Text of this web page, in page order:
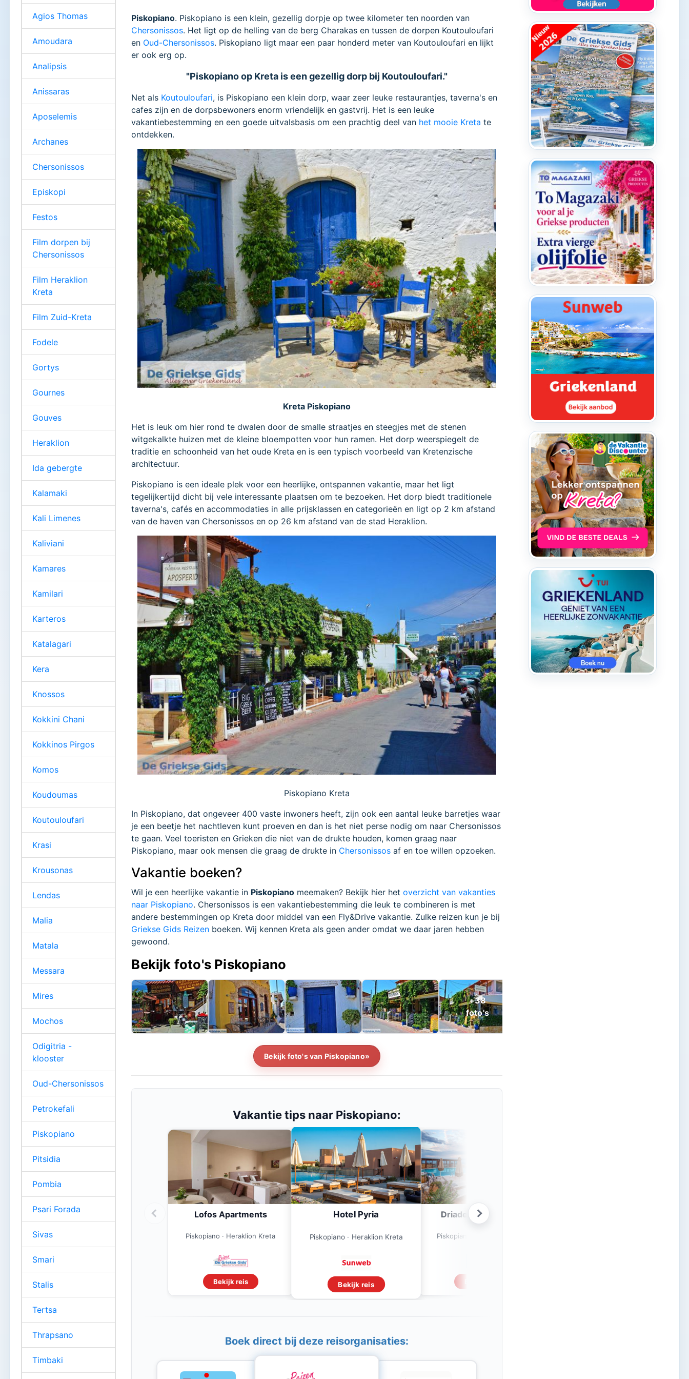
Piskopiano. Piskopiano is een klein, gezellig dorpje op twee kilometer ten noorden van
Chersonissos. Het ligt op de helling van de berg Charakas en tussen de dorpen Koutouloufari
en Oud-Chersonissos. Piskopiano ligt maar een paar honderd meter van Koutouloufari en lijkt
er ook erg op.
"Piskopiano op Kreta is een gezellig dorp bij Koutouloufari."
Net als Koutouloufari, is Piskopiano een klein dorp, waar zeer leuke restaurantjes, taverna's en
cafes zijn en de dorpsbewoners enorm vriendelijk en gastvrij. Het is een leuke
vakantiebestemming en een goede uitvalsbasis om een prachtig deel van het mooie Kreta te
ontdekken.
Kreta Piskopiano
Het is leuk om hier rond te dwalen door de smalle straatjes en steegjes met de stenen
witgekalkte huizen met de kleine bloempotten voor hun ramen. Het dorp weerspiegelt de
traditie en schoonheid van het oude Kreta en is een typisch voorbeeld van Kretenzische
architectuur.
Piskopiano is een ideale plek voor een heerlijke, ontspannen vakantie, maar het ligt
tegelijkertijd dicht bij vele interessante plaatsen om te bezoeken. Het dorp biedt traditionele
taverna's, cafés en accommodaties in alle prijsklassen en categorieën en ligt op 2 km afstand
van de haven van Chersonissos en op 26 km afstand van de stad Heraklion.
Piskopiano Kreta
In Piskopiano, dat ongeveer 400 vaste inwoners heeft, zijn ook een aantal leuke barretjes waar
je een beetje het nachtleven kunt proeven en dan is het niet perse nodig om naar Chersonissos
te gaan. Veel toeristen en Grieken die niet van de drukte houden, komen graag naar
Piskopiano, maar ook mensen die graag de drukte in Chersonissos af en toe willen opzoeken.
Vakantie boeken?
Wil je een heerlijke vakantie in Piskopiano meemaken? Bekijk hier hetoverzicht van vakanties
naar Piskopiano. Chersonissos is een vakantiebestemming die leuk te combineren is met
andere bestemmingen op Kreta door middel van een Fly&Drive vakantie. Zulke reizen kun je bij
Griekse Gids Reizen boeken. Wij kennen Kreta als geen ander omdat we daar jaren hebben
gewoond.
Bekijk foto's Piskopiano
Bekijk foto's van Piskopiano»
Vakantie tips naar Piskopiano:
Lofos Apartments
Piskopiano · Heraklion Kreta
Bekijk reis
Hotel Pyria
Piskopiano · Heraklion Kreta
Bekijk reis
Driades Apartments
Piskopiano · Heraklion Kreta
Boek direct bij deze reisorganisaties:
Agios Thomas
Amoudara
Analipsis
Anissaras
Aposelemis
Archanes
Chersonissos
Episkopi
Festos
Film dorpen bij
Chersonissos
Film Heraklion
Kreta
Film Zuid-Kreta
Fodele
Gortys
Gournes
Gouves
Heraklion
Ida gebergte
Kalamaki
Kali Limenes
Kaliviani
Kamares
Kamilari
Karteros
Katalagari
Kera
Knossos
Kokkini Chani
Kokkinos Pirgos
Komos
Koudoumas
Koutouloufari
Krasi
Krousonas
Lendas
Malia
Matala
Messara
Mires
Mochos
Odigitria -
klooster
Oud-Chersonissos
Petrokefali
Piskopiano
Pitsidia
Pombia
Psari Forada
Sivas
Smari
Stalis
Tertsa
Thrapsano
Timbaki